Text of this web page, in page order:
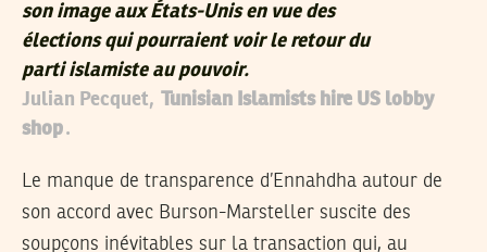
son image aux États-Unis en vue des
élections qui pourraient voir le retour du
parti islamiste au pouvoir.
Julian Pecquet, Tunisian Islamists hire US lobby
shop.
Le manque de transparence d’Ennahdha autour de
son accord avec Burson-Marsteller suscite des
soupçons inévitables sur la transaction qui, au